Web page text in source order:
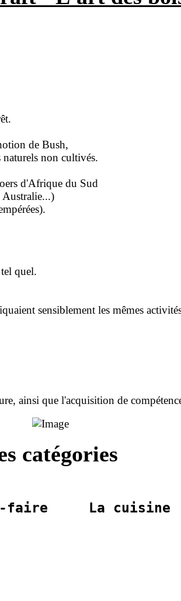
de Bush,
naturels non cultivés.
d'Afrique du Sud
Australie...)
quel.
sensiblement les mêmes
ainsi que l'acquisition de
catégories
faire     La cuisine